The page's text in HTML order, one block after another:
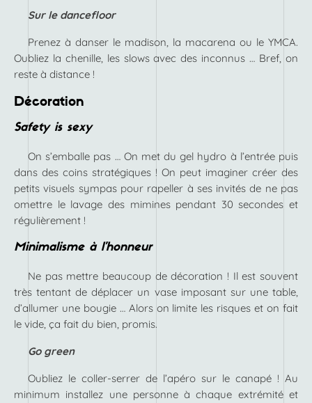
Sur le dancefloor
Prenez à danser le madison, la macarena ou le YMCA.
Oubliez la chenille, les slows avec des inconnus … Bref, on
reste à distance !
Décoration
Safety is sexy
On s’emballe pas … On met du gel hydro à l’entrée puis
dans des coins stratégiques ! On peut imaginer créer des
petits visuels sympas pour rapeller à ses invités de ne pas
omettre le lavage des mimines pendant 30 secondes et
régulièrement !
Minimalisme à l’honneur
Ne pas mettre beaucoup de décoration ! Il est souvent
très tentant de déplacer un vase imposant sur une table,
d’allumer une bougie … Alors on limite les risques et on fait
le vide, ça fait du bien, promis.
Go green
Oubliez le coller-serrer de l’apéro sur le canapé ! Au
minimum installez une personne à chaque extrémité et